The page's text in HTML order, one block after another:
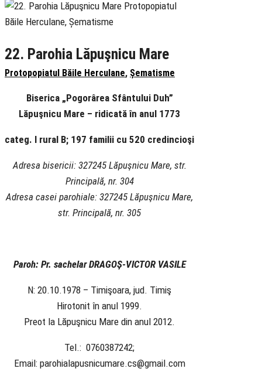
22. Parohia Lăpuşnicu Mare
Protopopiatul Băile Herculane, Șematisme
Biserica „Pogorârea Sfântului Duh”
Lăpuşnicu Mare – ridicată în anul 1773
categ. I rural B; 197 familii cu 520 credincioşi
Adresa bisericii: 327245 Lăpuşnicu Mare, str.
Principală, nr. 304
Adresa casei parohiale: 327245 Lăpuşnicu Mare,
str. Principală, nr. 305
Paroh: Pr. sachelar DRAGOŞ-VICTOR VASILE
N: 20.10.1978 – Timişoara, jud. Timiş
Hirotonit în anul 1999.
Preot la Lăpuşnicu Mare din anul 2012.
Tel.: 0760387242;
Email: parohialapusnicumare.cs@gmail.com